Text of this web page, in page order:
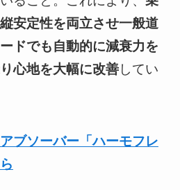
安定性を両立させ一般道
ドでも自動的に減衰力を
心地を大幅に改善してい
ブソーバー「ハーモフレ